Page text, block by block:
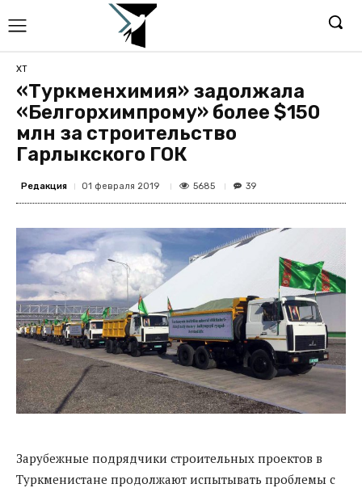
ХТ
«Туркменхимия» задолжала
«Белгорхимпрому» более $150
млн за строительство
Гарлыкского ГОК
Редакция 01 февраля 2019 5685 39
Зарубежные подрядчики строительных проектов в
Туркменистане продолжают испытывать проблемы с